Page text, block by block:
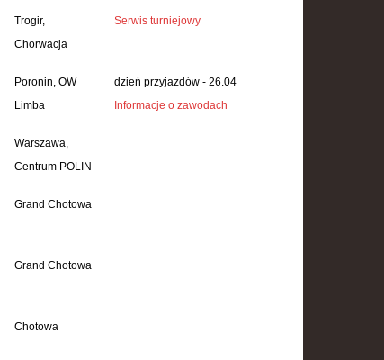
Trogir,
Chorwacja
Serwis turniejowy
Poronin, OW
Limba
dzień przyjazdów - 26.04
Informacje o zawodach
Warszawa,
Centrum POLIN
Grand Chotowa
Grand Chotowa
Chotowa